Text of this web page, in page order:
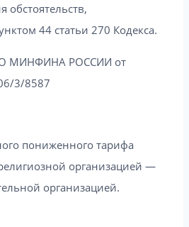
обстоятельств,
44 статьи 270 Кодекса.
МИНФИНА РОССИИ от
3/8587
пониженного тарифа
организацией —
организацией.